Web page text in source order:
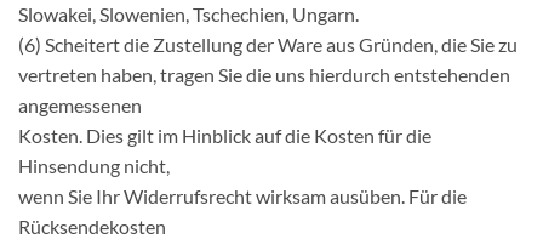
Slowakei, Slowenien, Tschechien, Ungarn.
(6) Scheitert die Zustellung der Ware aus Gründen, die Sie zu
vertreten haben, tragen Sie die uns hierdurch entstehenden
angemessenen
Kosten. Dies gilt im Hinblick auf die Kosten für die
Hinsendung nicht,
wenn Sie Ihr Widerrufsrecht wirksam ausüben. Für die
Rücksendekosten